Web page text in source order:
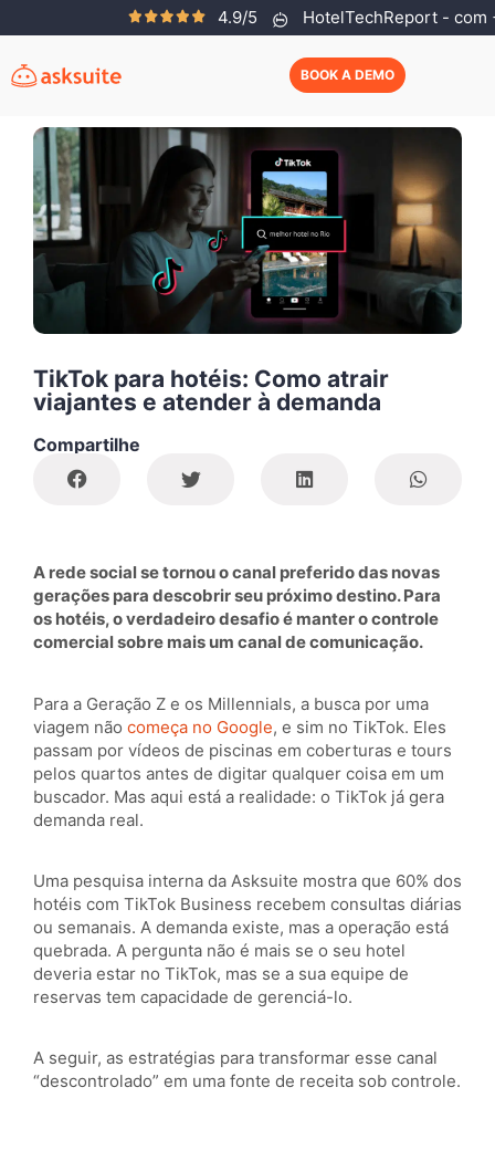
4.9/5 HotelTechReport - com
BOOK A DEMO
Janeiro 15, 2026
TikTok para hotéis: Como atrair
viajantes e atender à demanda
Compartilhe
A rede social se tornou o canal preferido das novas
gerações para descobrir seu próximo destino. Para
os hotéis, o verdadeiro desafio é manter o controle
comercial sobre mais um canal de comunicação.
Para a Geração Z e os Millennials, a busca por uma
viagem não começa no Google, e sim no TikTok. Eles
passam por vídeos de piscinas em coberturas e tours
pelos quartos antes de digitar qualquer coisa em um
buscador. Mas aqui está a realidade: o TikTok já gera
demanda real.
Uma pesquisa interna da Asksuite mostra que 60% dos
hotéis com TikTok Business recebem consultas diárias
ou semanais. A demanda existe, mas a operação está
quebrada. A pergunta não é mais se o seu hotel
deveria estar no TikTok, mas se a sua equipe de
reservas tem capacidade de gerenciá-lo.
A seguir, as estratégias para transformar esse canal
“descontrolado” em uma fonte de receita sob controle.